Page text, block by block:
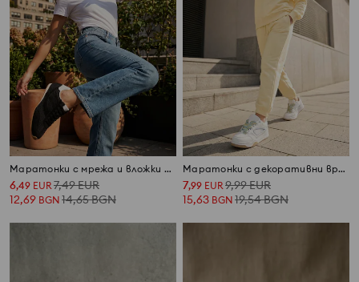
Маратонки с мрежа и вложки от изкуствен велур
6,49 EUR 7,49EUR
12,69 BGN 14,65BGN
Маратонки с декоративни връзки
7,99 EUR 9,99EUR
15,63 BGN 19,54BGN